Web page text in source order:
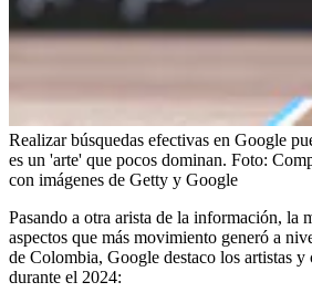
Realizar búsquedas efectivas en Google
es un 'arte' que pocos dominan. Foto:
con imágenes de Getty y Google
Pasando a otra arista de la información, la
aspectos que más movimiento generó a
de Colombia, Google destaco los artistas y
durante el 2024: